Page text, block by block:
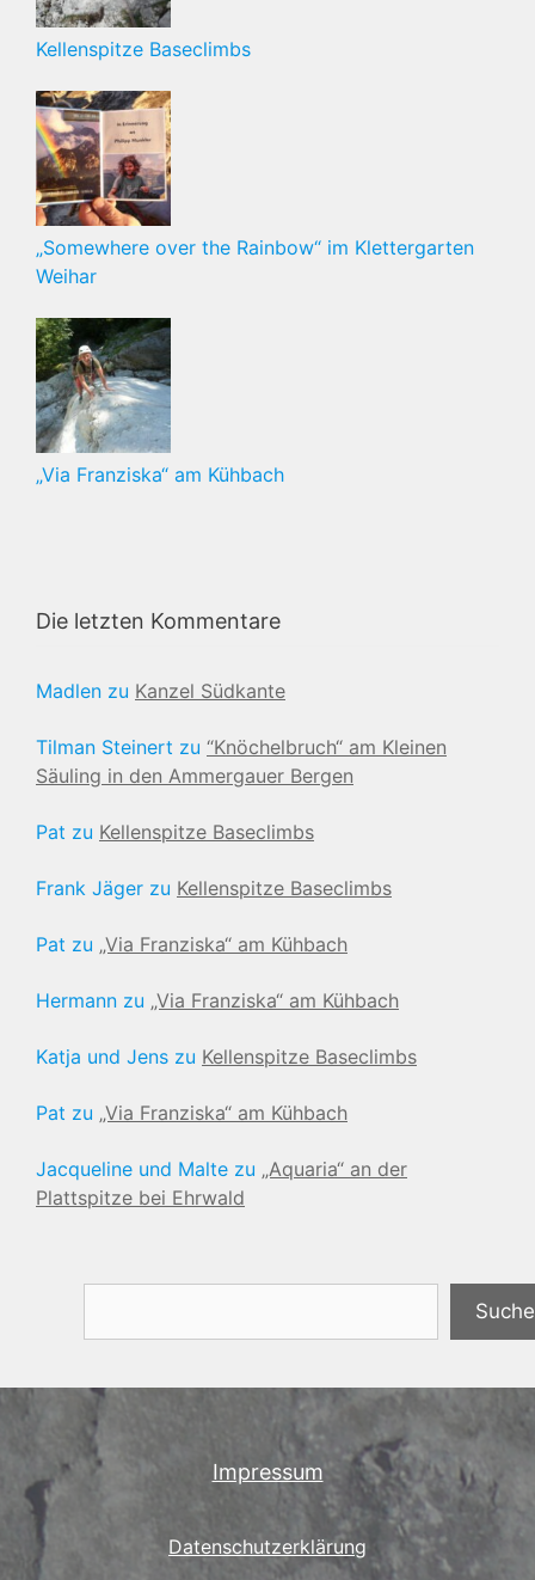
Kellenspitze Baseclimbs
„Somewhere over the Rainbow“ im Klettergarten
Weihar
„Via Franziska“ am Kühbach
Die letzten Kommentare
Madlen zu Kanzel Südkante
Tilman Steinert zu “Knöchelbruch“ am Kleinen
Säuling in den Ammergauer Bergen
Pat zu Kellenspitze Baseclimbs
Frank Jäger zu Kellenspitze Baseclimbs
Pat zu „Via Franziska“ am Kühbach
Hermann zu „Via Franziska“ am Kühbach
Katja und Jens zu Kellenspitze Baseclimbs
Pat zu „Via Franziska“ am Kühbach
Jacqueline und Malte zu „Aquaria“ an der
Plattspitze bei Ehrwald
Impressum
Datenschutzerklärung